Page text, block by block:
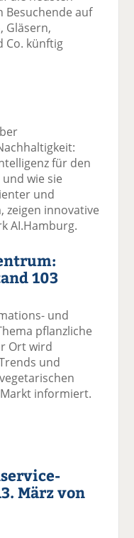
Besuchende auf
Gläsern,
Co. künftig
für den
wie sie
und
zeigen innovative
AI.Hamburg.
103
und
pflanzliche
Ort wird
und
informiert.
März von